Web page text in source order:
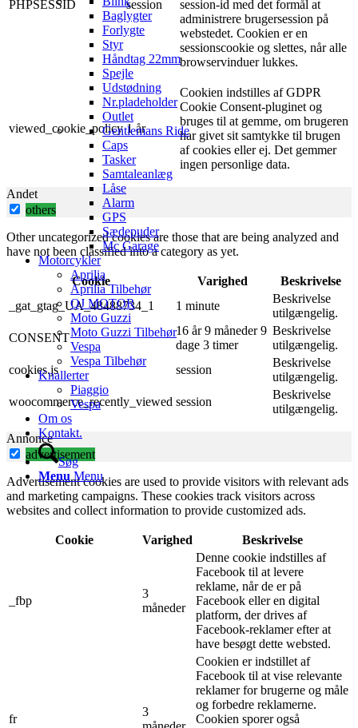
Baglygter
Forlygte
Styr
Håndtag 22mm
Spejle
Udstødning
Nr.pladeholder
Outlet
Gentlemans Ride
Caps
Tasker
Samtaleanlæg
Låse
Alarm
GPS
Sædepuder
Mc Garage
Motorcykler
Aprilia
Aprilia Tilbehør
QJ MOTOR
Moto Guzzi
Moto Guzzi Tilbehør
Vespa
Vespa Tilbehør
Knallerter
Piaggio
Vespa
Om os
Kontakt.
Søg
Menu Menu
PHPSESSID session
session-id med det formål at
administrere brugersession på
webstedet. Cookien er en
sessionscookie og slettes, når alle
browservinduer lukkes.
viewed_cookie_policy 1 år
Cookien indstilles af GDPR
Cookie Consent-pluginet og
bruges til at gemme, om brugeren
har givet sit samtykke til brugen
af ​​cookies eller ej. Det gemmer
ingen personlige data.
Andet
others
Other uncategorized cookies are those that are being analyzed and
have not been classified into a category as yet.
Cookie Varighed
Beskrivelse
_gat_gtag_UA_48488734_1
1 minute
Beskrivelse
utilgængelig.
CONSENT
16 år 9 måneder 9
dage 3 timer
Beskrivelse
utilgængelig.
cookies.js
session
Beskrivelse
utilgængelig.
woocommerce_recently_viewed session
Beskrivelse
utilgængelig.
Annonce
advertisement
Advertisement cookies are used to provide visitors with relevant ads
and marketing campaigns. These cookies track visitors across
websites and collect information to provide customized ads.
Cookie Varighed Beskrivelse
_fbp
3
måneder
Denne cookie indstilles af
Facebook til at levere
reklame, når de er på
Facebook eller en digital
platform, der drives af
Facebook-reklamer efter at
have besøgt dette websted.
fr
3
Cookien er indstillet af
Facebook til at vise relevante
reklamer for brugerne og måle
og forbedre reklamerne.
Cookien sporer også